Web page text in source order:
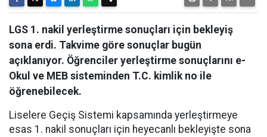
LGS 1. nakil yerleştirme sonuçları için bekleyiş
sona erdi. Takvime göre sonuçlar bugün
açıklanıyor. Öğrenciler yerleştirme sonuçlarını e-
Okul ve MEB sisteminden T.C. kimlik no ile
öğrenebilecek.
Liselere Geçiş Sistemi kapsamında yerleştirmeye
esas 1. nakil sonuçları için heyecanlı bekleyişte sona